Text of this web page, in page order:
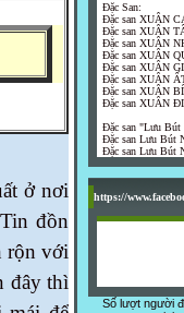
ở nơi
đồn
rộn với
đây thì
Đặc San:
Đặc san XUÂN
Đặc san XUÂN
Đặc san XUÂN
Đặc san XUÂN
Đặc san XUÂN
Đặc san XUÂN
Đặc san XUÂN
Đặc san XUÂN
Đặc san "Lưu Bút
Đặc san Lưu Bút
Đặc san Lưu Bút
https://
Số lượt người